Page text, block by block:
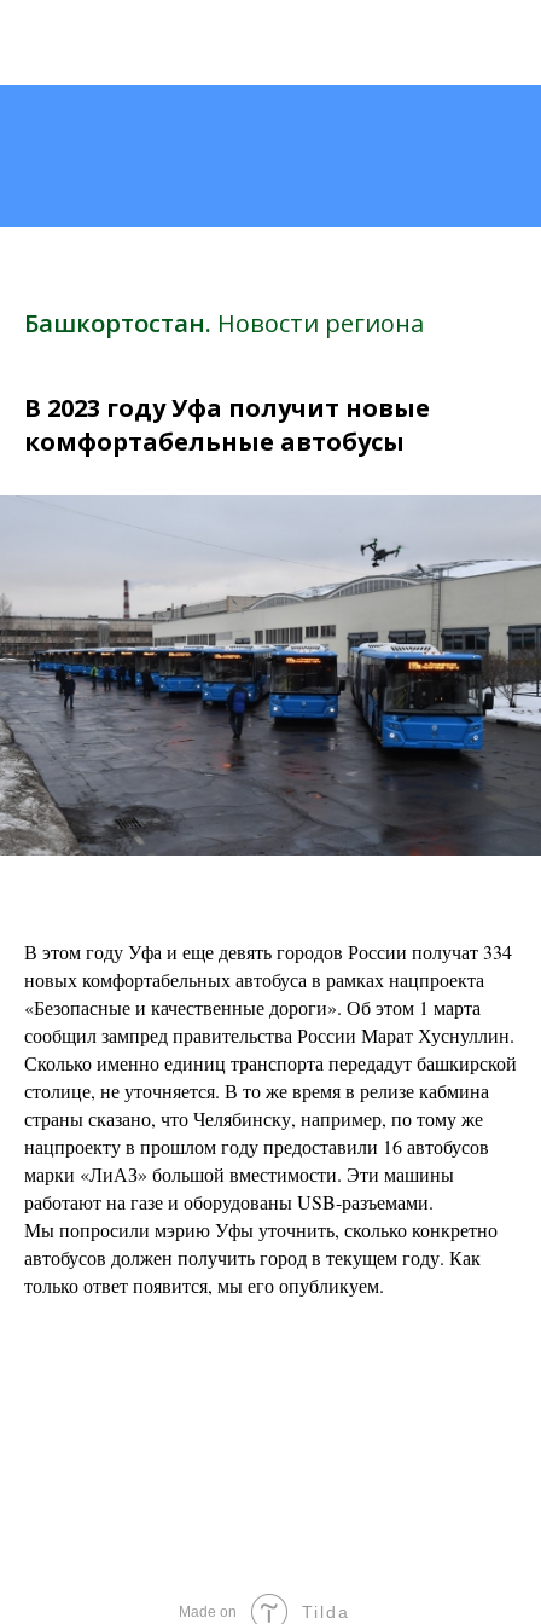
Башкортостан. Новости региона
В 2023 году Уфа получит новые
комфортабельные автобусы
В этом году Уфа и еще девять городов России получат 334
новых комфортабельных автобуса в рамках нацпроекта
«Безопасные и качественные дороги». Об этом 1 марта
сообщил зампред правительства России Марат Хуснуллин.
Сколько именно единиц транспорта передадут башкирской
столице, не уточняется. В то же время в релизе кабмина
страны сказано, что Челябинску, например, по тому же
нацпроекту в прошлом году предоставили 16 автобусов
марки «ЛиАЗ» большой вместимости. Эти машины
работают на газе и оборудованы USB-разъемами.
Мы попросили мэрию Уфы уточнить, сколько конкретно
автобусов должен получить город в текущем году. Как
только ответ появится, мы его опубликуем.
Made on Tilda